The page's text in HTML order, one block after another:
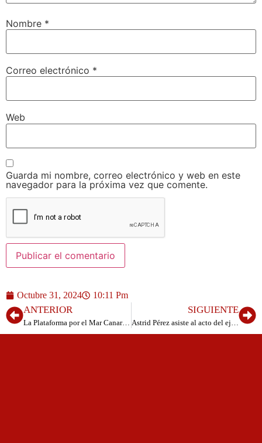
Nombre *
Correo electrónico *
Web
Guarda mi nombre, correo electrónico y web en este
navegador para la próxima vez que comente.
Octubre 31, 2024 10:11 Pm
ANTERIOR
La Plataforma por el Mar Canario organizó ayer con éxito un debate sobre el futuro de Canarias: ¿Islas o Archipiélago?
SIGUIENTE